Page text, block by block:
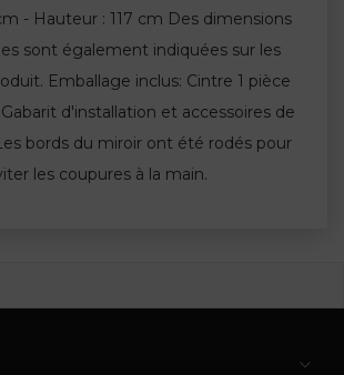
- Hauteur : 117 cm Des dimensions
sont également indiquées sur les
Emballage inclus: Cintre 1 pièce
d'installation et accessoires de
bords du miroir ont été rodés pour
les coupures à la main.